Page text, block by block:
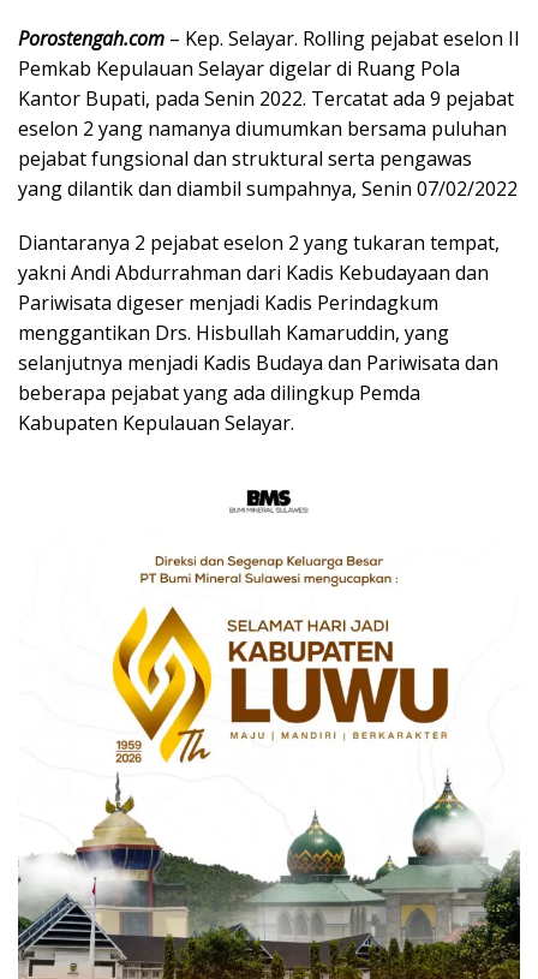
Porostengah.com – Kep. Selayar. Rolling pejabat eselon II
Pemkab Kepulauan Selayar digelar di Ruang Pola
Kantor Bupati, pada Senin 2022. Tercatat ada 9 pejabat
eselon 2 yang namanya diumumkan bersama puluhan
pejabat fungsional dan struktural serta pengawas
yang dilantik dan diambil sumpahnya, Senin 07/02/2022
Diantaranya 2 pejabat eselon 2 yang tukaran tempat,
yakni Andi Abdurrahman dari Kadis Kebudayaan dan
Pariwisata digeser menjadi Kadis Perindagkum
menggantikan Drs. Hisbullah Kamaruddin, yang
selanjutnya menjadi Kadis Budaya dan Pariwisata dan
beberapa pejabat yang ada dilingkup Pemda
Kabupaten Kepulauan Selayar.